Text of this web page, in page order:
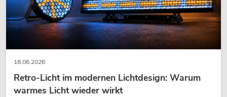
OMNITRONIC TRM-202MK3 2-Kanal
Rotary-Mixer (25 Jahre Omnitronic
No. 10355923
18.06.2026
Retro-Licht im modernen Lichtdesign: Warum
warmes Licht wieder wirkt